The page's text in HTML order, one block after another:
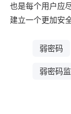
也是每个用户应
建立一个更加安
弱密码
弱密码